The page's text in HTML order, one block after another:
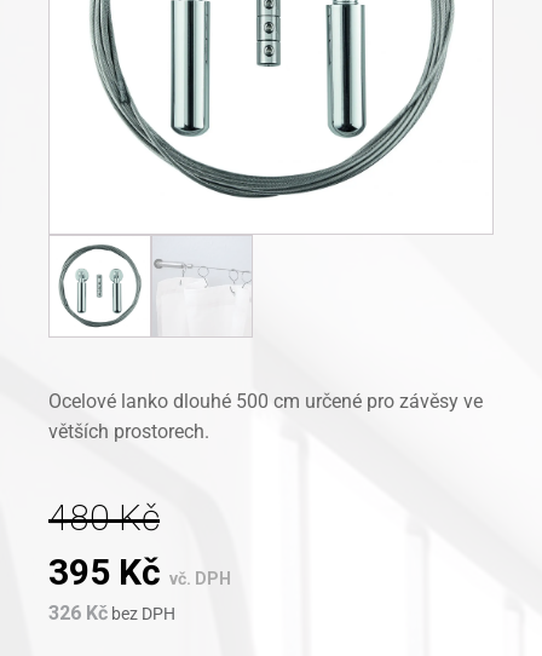
Ocelové lanko dlouhé 500 cm určené pro závěsy ve
větších prostorech.
480Kč
Original
price
395 Kč Current
price
vč. DPH
326 Kč bez DPH